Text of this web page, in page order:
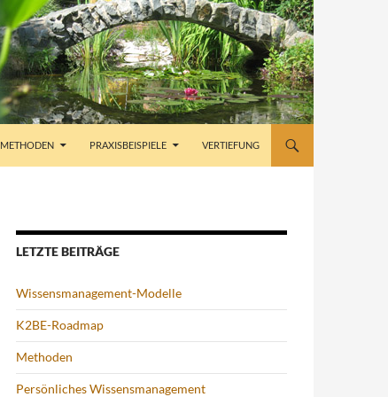
METHODEN PRAXISBEISPIELE VERTIEFUNG
LETZTE BEITRÄGE
Wissensmanagement-Modelle
K2BE-Roadmap
Methoden
Persönliches Wissensmanagement